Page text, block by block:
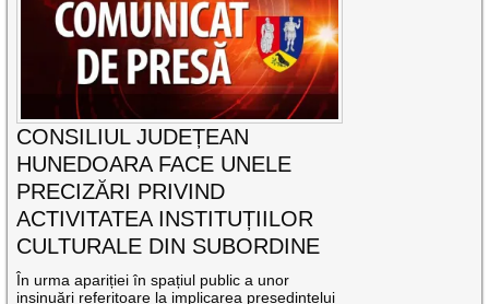
CONSILIUL JUDEȚEAN
HUNEDOARA FACE UNELE
PRECIZĂRI PRIVIND
ACTIVITATEA INSTITUȚIILOR
CULTURALE DIN SUBORDINE
În urma apariției în spațiul public a unor
insinuări referitoare la implicarea președintelui